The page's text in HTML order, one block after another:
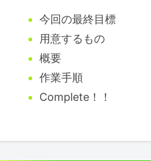
今回の最終目標
用意するもの
概要
作業手順
Complete！！